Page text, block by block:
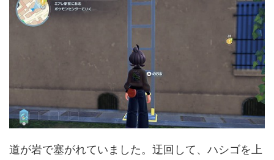
道が岩で塞がれていました。迂回して、ハシゴを上